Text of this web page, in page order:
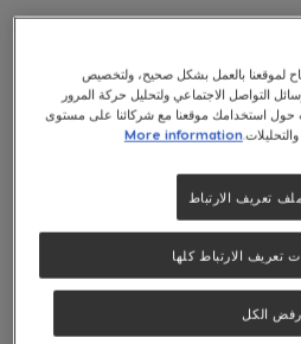
بخصائص فريدة تجذب عشاق
سنستعرض أساسيات كل منهما،
لمساعدتك على اختيار الأنسب
من المحتمل أنك سمعت عن
الشهير المعتمد على
كبيرة في السنوات الأخيرة،
أساسيات الفلات وايت،
لموقعنا بالعمل بشكل صحيح، ولتخصيص
التواصل الاجتماعي ولتحليل حركة المرور
حول استخدامك موقعنا مع شركائنا على مستوى
More information
تعريف الارتباط
رفض الكل
تعريف الارتباط كلها